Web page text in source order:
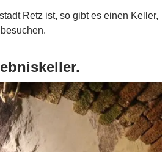
Retz ist, so gibt es einen Keller,